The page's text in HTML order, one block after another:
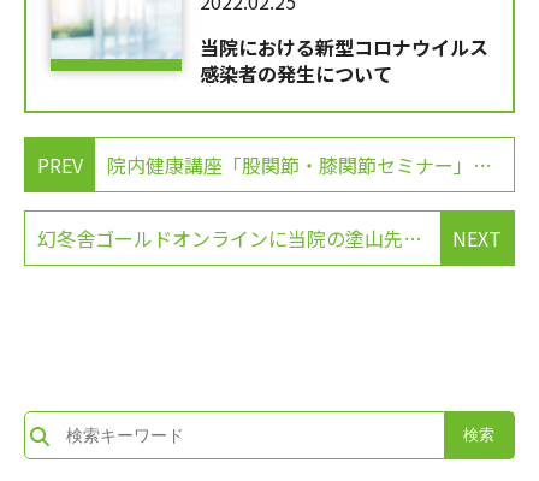
当院における新型コロナウイルス
感染者の発生について
PREV 院内健康講座「股関節・膝関節セミナー」の開催のお知らせ
NEXT
幻冬舎ゴールドオンラインに当院の塗山先生の記事が掲載されました。